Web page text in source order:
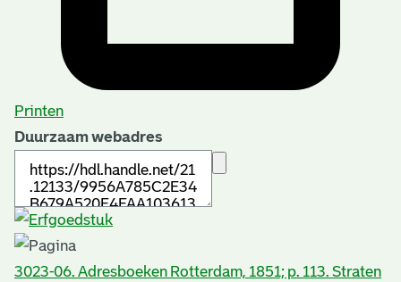
Printen
Duurzaam webadres
3023-06. Adresboeken Rotterdam, 1851; p. 113. Straten